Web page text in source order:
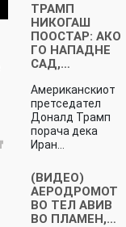
ТРАМП
НИКОГАШ
ПООСТАР: АКО
ГО НАПАДНЕ
САД,…
Американскиот
претседател
Доналд Трамп
порача дека
Иран…
(ВИДЕО)
АЕРОДРОМОТ
ВО ТЕЛ АВИВ
ВО ПЛАМЕН,…